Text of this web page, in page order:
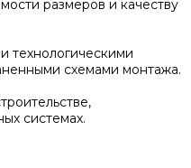
размеров и качеству
технологическими
схемами монтажа.
системах.